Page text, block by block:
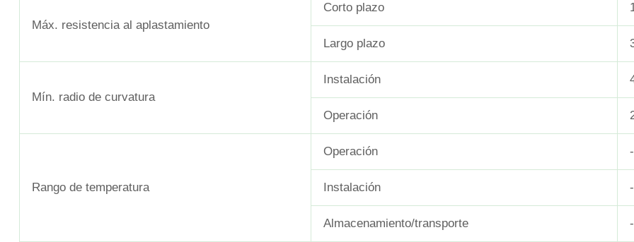
Máx. resistencia al aplastamiento
Corto plazo
Largo plazo
Mín. radio de curvatura
Instalación
Operación
Rango de temperatura
Operación
Instalación
Almacenamiento/transporte